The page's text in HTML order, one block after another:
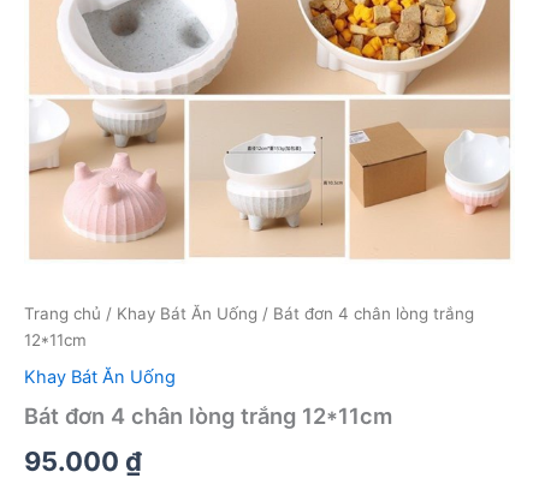
Trang chủ / Khay Bát Ăn Uống / Bát đơn 4 chân lòng trắng
12*11cm
Khay Bát Ăn Uống
Bát đơn 4 chân lòng trắng 12*11cm
95.000 ₫